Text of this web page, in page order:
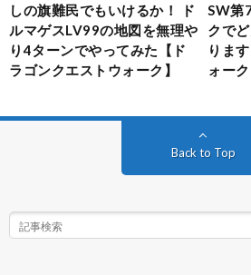
しの旗難民でもいけるか！ ド
ルマゲスLV99の地図を無理や
り4ターンでやってみた【ド
ラゴンクエストウォーク】
SW第
クで
りま
ォーク
Back to Top